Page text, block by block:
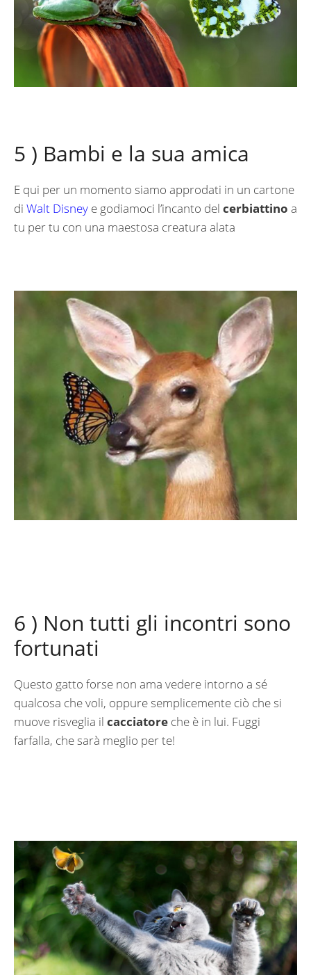
5 ) Bambi e la sua amica
E qui per un momento siamo approdati in un cartone
di Walt Disney e godiamoci l’incanto del cerbiattino a
tu per tu con una maestosa creatura alata
6 ) Non tutti gli incontri sono
fortunati
Questo gatto forse non ama vedere intorno a sé
qualcosa che voli, oppure semplicemente ciò che si
muove risveglia il cacciatore che è in lui. Fuggi
farfalla, che sarà meglio per te!